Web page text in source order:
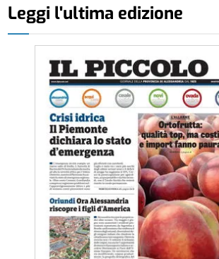
Leggi l'ultima edizione